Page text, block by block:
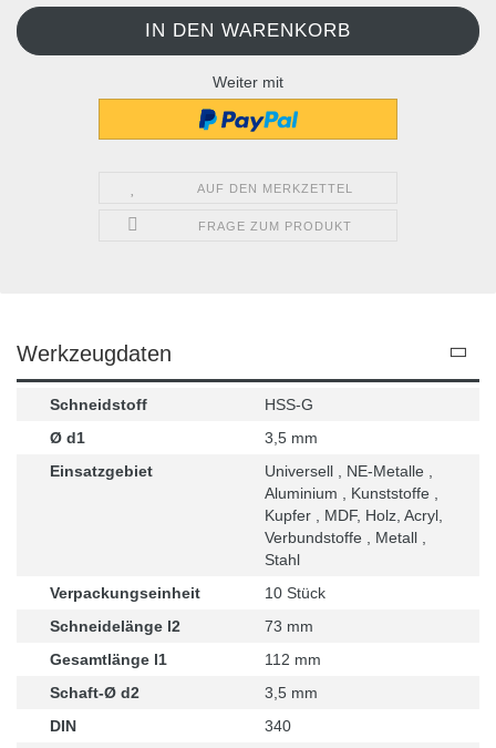
Weiter mit
AUF DEN MERKZETTEL
FRAGE ZUM PRODUKT
Werkzeugdaten
Schneidstoff
HSS-G
Ø d1
3,5 mm
Einsatzgebiet
Universell , NE-Metalle ,
Aluminium , Kunststoffe ,
Kupfer , MDF, Holz, Acryl,
Verbundstoffe , Metall ,
Stahl
Verpackungseinheit
10 Stück
Schneidelänge l2
73 mm
Gesamtlänge l1
112 mm
Schaft-Ø d2
3,5 mm
DIN
340